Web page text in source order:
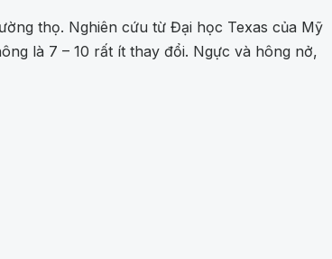
thọ. Nghiên cứu từ Đại học Texas của Mỹ
là 7 – 10 rất ít thay đổi. Ngực và hông nở,